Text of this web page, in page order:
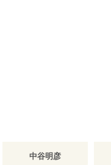
中谷明彦